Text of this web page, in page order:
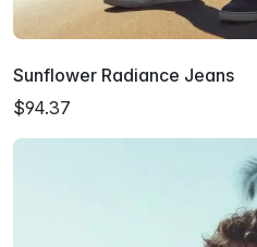
Sunflower Radiance Jeans
$94.37